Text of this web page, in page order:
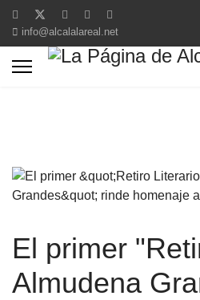
info@alcalalareal.net
El primer
Almudena